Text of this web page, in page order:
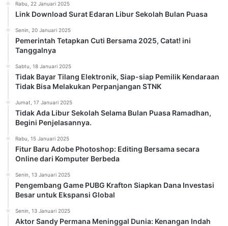
Rabu, 22 Januari 2025
Link Download Surat Edaran Libur Sekolah Bulan Puasa
Senin, 20 Januari 2025
Pemerintah Tetapkan Cuti Bersama 2025, Catat! ini
Tanggalnya
Sabtu, 18 Januari 2025
Tidak Bayar Tilang Elektronik, Siap-siap Pemilik Kendaraan
Tidak Bisa Melakukan Perpanjangan STNK
Jumat, 17 Januari 2025
Tidak Ada Libur Sekolah Selama Bulan Puasa Ramadhan,
Begini Penjelasannya.
Rabu, 15 Januari 2025
Fitur Baru Adobe Photoshop: Editing Bersama secara
Online dari Komputer Berbeda
Senin, 13 Januari 2025
Pengembang Game PUBG Krafton Siapkan Dana Investasi
Besar untuk Ekspansi Global
Senin, 13 Januari 2025
Aktor Sandy Permana Meninggal Dunia: Kenangan Indah